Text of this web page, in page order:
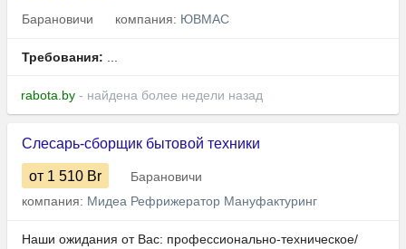
Барановичи компания: ЮВМАС
Требования: ...
rabota.by - найдена более недели назад
Слесарь-сборщик бытовой техники
от 1 510 Br
Барановичи
компания: Мидеа Рефрижератор Мануфактуринг
Наши ожидания от Вас: профессионально-техническое/